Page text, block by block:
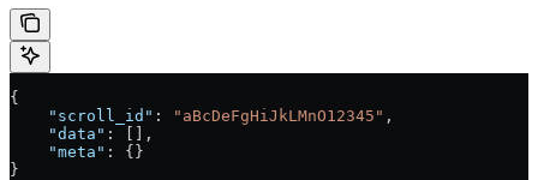
{
    "scroll_id"
: "aBcDeFgHiJkLMnO12345" ,
    "data"
: [],
    "meta"
: {}
}